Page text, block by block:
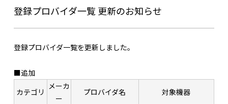
登録プロバイダ一覧 更新のお知らせ
登録プロバイダ一覧を更新しました。
■追加
カテゴリ
メーカ
ー
プロバイダ名 対象機器